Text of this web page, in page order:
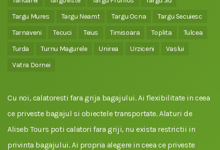
Targu Mures
Targu Neamt Targu Ocna
Targu Secuiesc
Tarnaveni
Tecuci Teius Timisoara Toplita
Tulcea
Turda
Turnu Magurele Unirea Urziceni
Vaslui
Vatra Dornei
Cu noi, calatoresti fara grija bagajului. Ai flexibilitate in ceea
ce priveste bagajul si obiectele transportate. Alaturi de
Aliseb Tours poti calatori fara griji, nu exista restrictii in
privinta bagajului. Ai propria alegere in ceea ce priveste